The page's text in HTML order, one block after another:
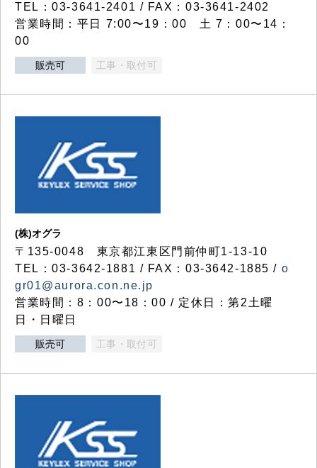
TEL：03-3641-2401 / FAX：03-3641-2402
営業時間：平日 7:00〜19：00 土 7：00〜14：
00
販売可 工事・取付可
(株)オグラ
〒135-0048 東京都江東区門前仲町1-13-10
TEL：03-3642-1881 / FAX：03-3642-1885 / o
gr01@aurora.con.ne.jp
営業時間：8：00〜18：00 / 定休日：第2土曜
日・日曜日
販売可 工事・取付可